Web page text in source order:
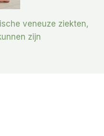
veneuze ziekten,
zijn